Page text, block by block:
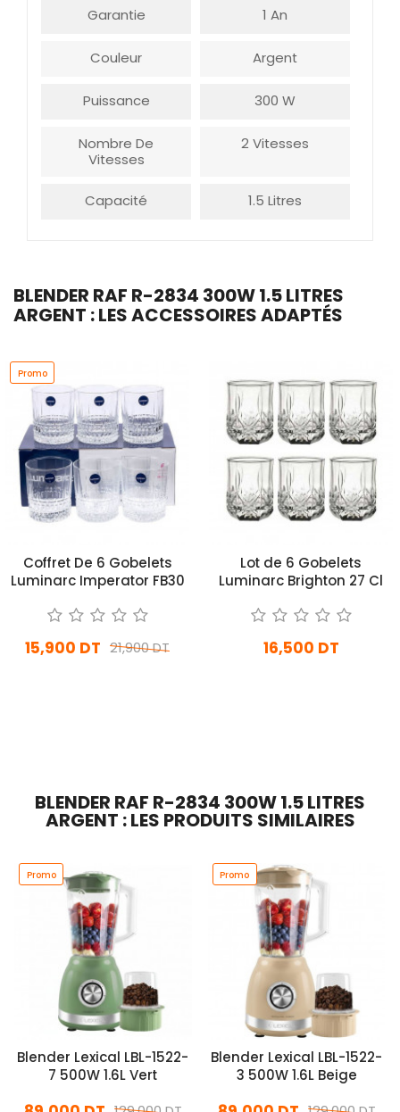
Garantie
1 An
Couleur Argent
Puissance 300 W
Nombre De
Vitesses
2 Vitesses
Capacité 1.5 Litres
BLENDER RAF R-2834 300W 1.5 LITRES
ARGENT : LES ACCESSOIRES ADAPTÉS
Promo
Coffret De 6 Gobelets
Luminarc Imperator FB30
21,900 DT
15,900 DT
Lot de 6 Gobelets
Luminarc Brighton 27 Cl
16,500 DT
BLENDER RAF R-2834 300W 1.5 LITRES
ARGENT : LES PRODUITS SIMILAIRES
Promo
Blender Lexical LBL-1522-
7 500W 1.6L Vert
Promo
Blender Lexical LBL-1522-
3 500W 1.6L Beige